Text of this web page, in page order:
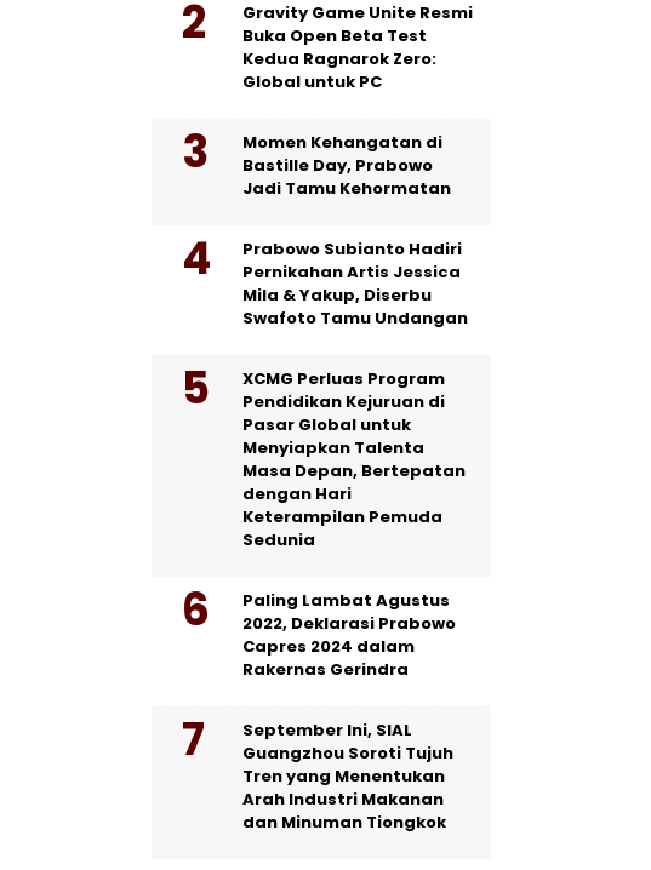
Gravity Game Unite Resmi
Buka Open Beta Test
Kedua Ragnarok Zero:
Global untuk PC
Momen Kehangatan di
Bastille Day, Prabowo
Jadi Tamu Kehormatan
Prabowo Subianto Hadiri
Pernikahan Artis Jessica
Mila & Yakup, Diserbu
Swafoto Tamu Undangan
XCMG Perluas Program
Pendidikan Kejuruan di
Pasar Global untuk
Menyiapkan Talenta
Masa Depan, Bertepatan
dengan Hari
Keterampilan Pemuda
Sedunia
Paling Lambat Agustus
2022, Deklarasi Prabowo
Capres 2024 dalam
Rakernas Gerindra
September Ini, SIAL
Guangzhou Soroti Tujuh
Tren yang Menentukan
Arah Industri Makanan
dan Minuman Tiongkok